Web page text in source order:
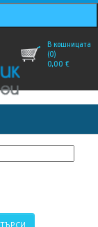
В кошницата
(0)
0,00 €